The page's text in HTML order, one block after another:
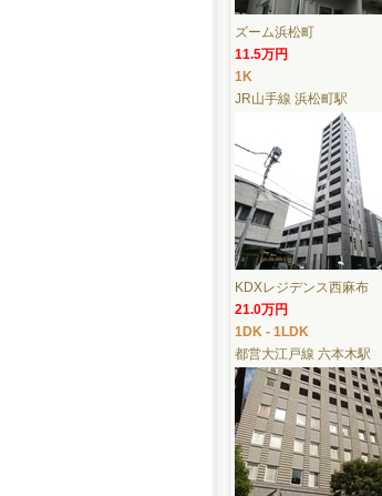
ズーム浜松町
11.5万円
1K
JR山手線 浜松町駅
KDXレジデンス西麻布
21.0万円
1DK - 1LDK
都営大江戸線 六本木駅